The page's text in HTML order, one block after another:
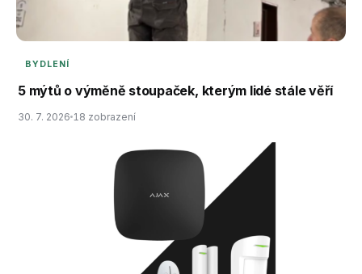
BYDLENÍ
5 mýtů o výměně stoupaček, kterým lidé stále věří
30. 7. 2026 18 zobrazení